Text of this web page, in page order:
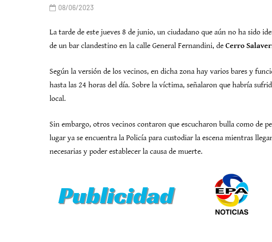
08/06/2023
La tarde de este jueves 8 de junio, un ciudadano que aún no ha sido
de un bar clandestino en la calle General Fernandini, de Cerro
Según la versión de los vecinos, en dicha zona hay varios bares y
hasta las 24 horas del día. Sobre la víctima, señalaron que habría
local.
Sin embargo, otros vecinos contaron que escucharon bulla como de
lugar ya se encuentra la Policía para custodiar la escena mientras
necesarias y poder establecer la causa de muerte.